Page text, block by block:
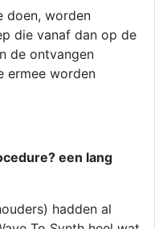
doen, worden
die vanaf dan op de
de ontvangen
ermee worden
een lang
hadden al